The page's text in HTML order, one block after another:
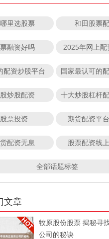
里选股票 和田股票
融资好吗 2025年网上配
配资炒股平台 国家最认可的
炒股配资 十大炒股杠杆
股票投资 期货配资平
配资无息 股票配资线
全部话题标签
文章
牧原股份股票 揭秘寻
公司的秘诀